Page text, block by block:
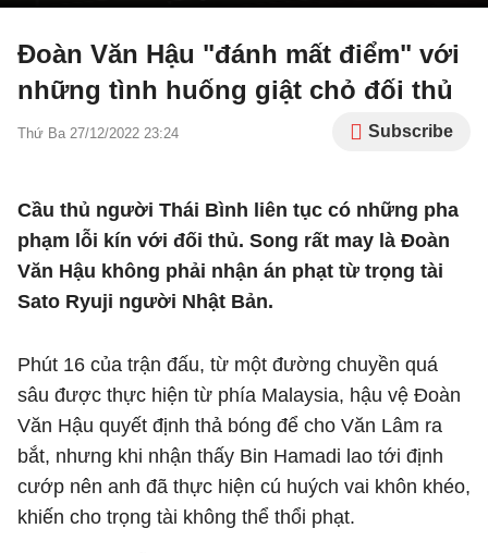
Đoàn Văn Hậu "đánh mất điểm" với
những tình huống giật chỏ đối thủ
Thứ Ba 27/12/2022 23:24 Subscribe
Cầu thủ người Thái Bình liên tục có những pha
phạm lỗi kín với đối thủ. Song rất may là Đoàn
Văn Hậu không phải nhận án phạt từ trọng tài
Sato Ryuji người Nhật Bản.
Phút 16 của trận đấu, từ một đường chuyền quá
sâu được thực hiện từ phía Malaysia, hậu vệ Đoàn
Văn Hậu quyết định thả bóng để cho Văn Lâm ra
bắt, nhưng khi nhận thấy Bin Hamadi lao tới định
cướp nên anh đã thực hiện cú huých vai khôn khéo,
khiến cho trọng tài không thể thổi phạt.